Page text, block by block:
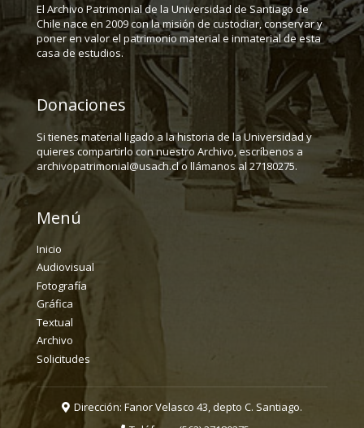
El Archivo Patrimonial de la Universidad de Santiago de
Chile nace en 2009 con la misión de custodiar, conservar y
poner en valor el patrimonio material e inmaterial de esta
casa de estudios.
Donaciones
Si tienes material ligado a la historia de la Universidad y
quieres compartirlo con nuestro Archivo, escríbenos a
archivopatrimonial@usach.cl o llámanos al 27180275.
Menú
Inicio
Audiovisual
Fotografía
Gráfica
Textual
Archivo
Solicitudes
Dirección: Fanor Velasco 43, depto C. Santiago.